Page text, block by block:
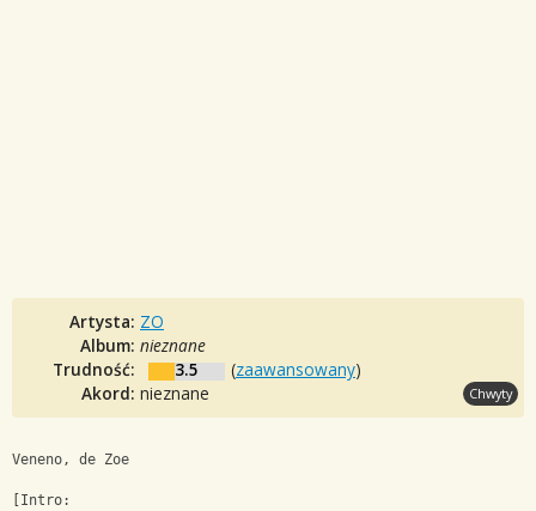
Artysta: ZO
Album: nieznane
Trudność:
3.5 (zaawansowany)
Akord: nieznane Chwyty
Veneno, de Zoe
[Intro: